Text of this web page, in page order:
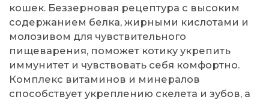
кошек. Беззерновая рецептура с высоким
содержанием белка, жирными кислотами и
молозивом для чувствительного
пищеварения, поможет котику укрепить
иммунитет и чувствовать себя комфортно.
Комплекс витаминов и минералов
способствует укреплению скелета и зубов, а